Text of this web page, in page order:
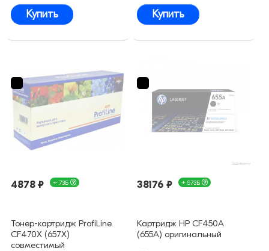
Купить Купить
4878 ₽ + 73Б
Тонер-картридж ProfiLine
CF470X (657X)
совместимый
38176 ₽ + 573Б
Картридж HP CF450A
(655A) оригинальный